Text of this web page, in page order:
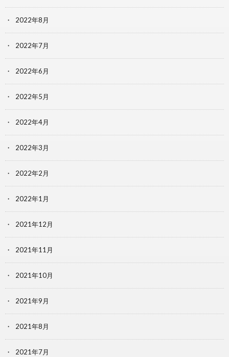
2022年8月
2022年7月
2022年6月
2022年5月
2022年4月
2022年3月
2022年2月
2022年1月
2021年12月
2021年11月
2021年10月
2021年9月
2021年8月
2021年7月